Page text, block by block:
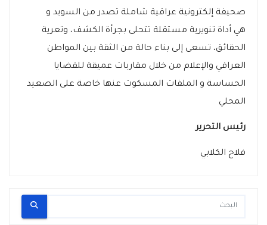
صحيفة إلكترونية عراقية شاملة تصدر من السويد و
هي أداة تنويرية مستقلة تتحلى بجرأة الكشف، وتعرية
الحقائق، تسعى إلى بناء حالة من الثقة بين المواطن
العراقي والإعلام من خلال مقاربات عميقة للقضايا
الحساسة و الملفات المسكوت عنها خاصة على الصعيد
المحلي
رئيس التحرير
فلاح الكلابي